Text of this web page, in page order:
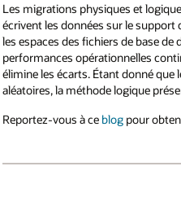
Les migrations physiques et
écrivent les données sur le support
les espaces des fichiers de base
performances opérationnelles
élimine les écarts. Étant donné
aléatoires, la méthode logique
Reportez-vous à ce blog pour